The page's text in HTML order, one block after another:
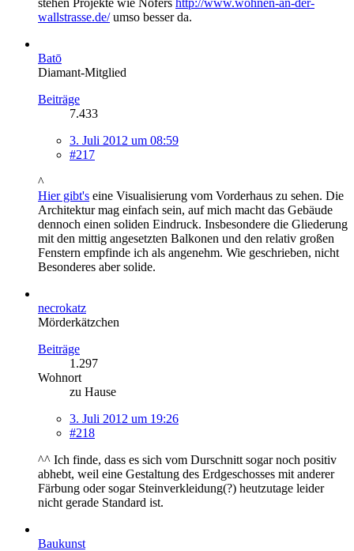
wallstrasse.de/umso besser da.
Batō
Diamant-Mitglied
Beiträge
7.433
3. Juli 2012 um 08:59
#217
^
Hier gibt's eine Visualisierung vom Vorderhaus zu sehen. Die
Architektur mag einfach sein, auf mich macht das Gebäude
dennoch einen soliden Eindruck. Insbesondere die Gliederung
mit den mittig angesetzten Balkonen und den relativ großen
Fenstern empfinde ich als angenehm. Wie geschrieben, nicht
Besonderes aber solide.
necrokatz
Mörderkätzchen
Beiträge
1.297
Wohnort
zu Hause
3. Juli 2012 um 19:26
#218
^^ Ich finde, dass es sich vom Durschnitt sogar noch positiv
abhebt, weil eine Gestaltung des Erdgeschosses mit anderer
Färbung oder sogar Steinverkleidung(?) heutzutage leider
nicht gerade Standard ist.
Baukunst